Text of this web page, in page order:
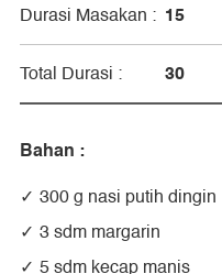
Durasi Masakan : 15
Total Durasi : 30
Bahan :
300 g nasi putih dingin
3 sdm margarin
5 sdm kecap manis